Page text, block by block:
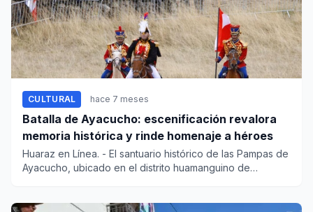
CULTURAL hace 7 meses
Batalla de Ayacucho: escenificación revalora
memoria histórica y rinde homenaje a héroes
Huaraz en Línea. - El santuario histórico de las Pampas de
Ayacucho, ubicado en el distrito huamanguino de